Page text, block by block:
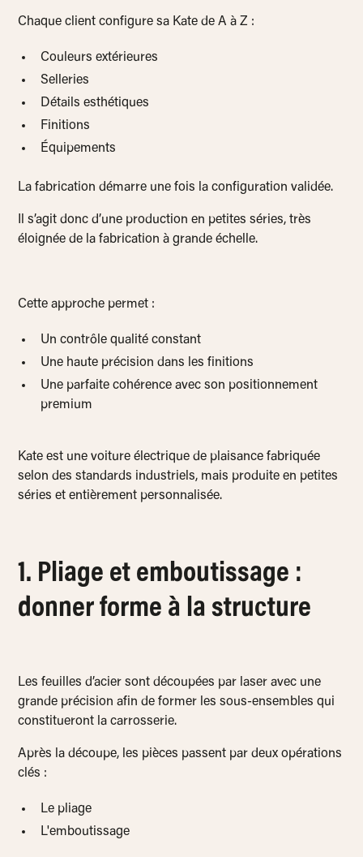
Chaque client configure sa Kate de A à Z :
Couleurs extérieures
Selleries
Détails esthétiques
Finitions
Équipements
La fabrication démarre une fois la configuration validée.
Il s’agit donc d’une production en petites séries, très
éloignée de la fabrication à grande échelle.
Cette approche permet :
Un contrôle qualité constant
Une haute précision dans les finitions
Une parfaite cohérence avec son positionnement
premium
Kate est une voiture électrique de plaisance fabriquée
selon des standards industriels, mais produite en petites
séries et entièrement personnalisée.
1. Pliage et emboutissage :
donner forme à la structure
Les feuilles d’acier sont découpées par laser avec une
grande précision afin de former les sous-ensembles qui
constitueront la carrosserie.
Après la découpe, les pièces passent par deux opérations
clés :
Le pliage
L'emboutissage